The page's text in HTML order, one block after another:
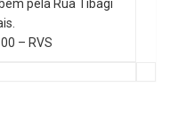
pela Rua Tibagi
– RVS